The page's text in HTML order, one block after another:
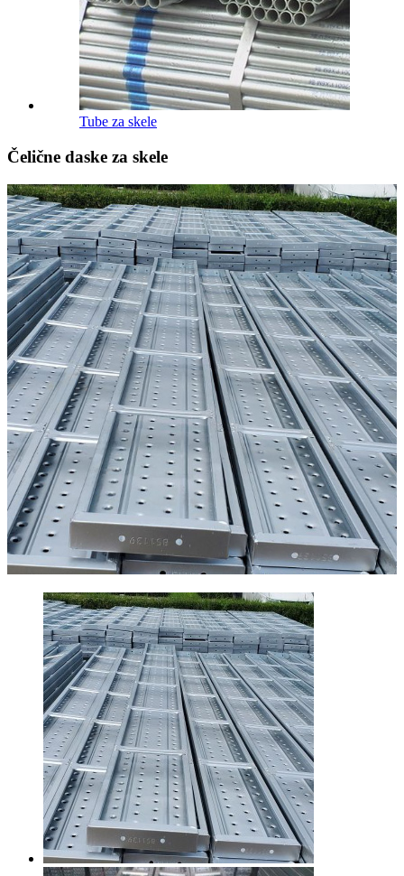
Tube za skele
Čelične daske za skele